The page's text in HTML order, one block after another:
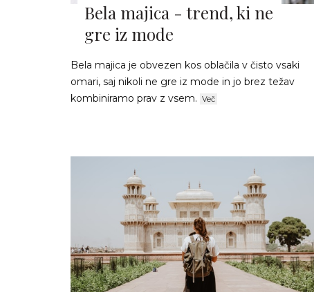
Bela majica - trend, ki ne
gre iz mode
Bela majica je obvezen kos oblačila v čisto vsaki
omari, saj nikoli ne gre iz mode in jo brez težav
kombiniramo prav z vsem. Več